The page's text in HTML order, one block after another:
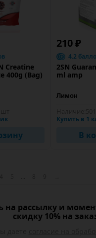
Creatine
400g (Bag)
210 ₽
4.2
2SN
ml amp
Купить в 1
В
рассылку и
скидку 10% на